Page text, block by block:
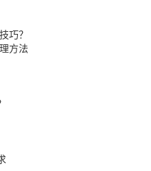
巧？
方法